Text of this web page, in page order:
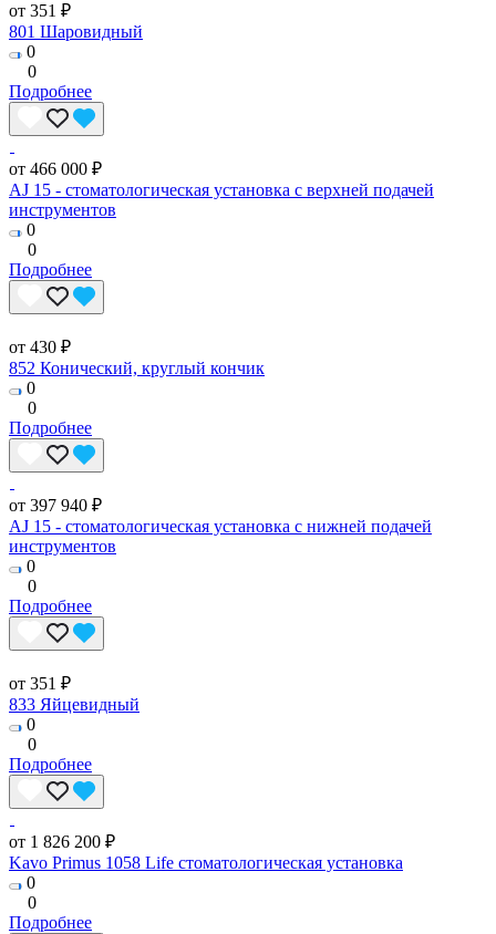
от 351 ₽
801 Шаровидный
0
0
Подробнее
от 466 000 ₽
AJ 15 - стоматологическая установка с верхней подачей
инструментов
0
0
Подробнее
от 430 ₽
852 Конический, круглый кончик
0
0
Подробнее
от 397 940 ₽
AJ 15 - стоматологическая установка с нижней подачей
инструментов
0
0
Подробнее
от 351 ₽
833 Яйцевидный
0
0
Подробнее
от 1 826 200 ₽
Kavo Primus 1058 Life стоматологическая установка
0
0
Подробнее